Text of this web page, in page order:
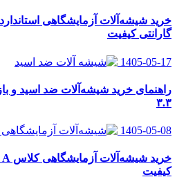
گارانتی کیفیت
1405-05-17
راهنمای خرید شیشه‌آلات ضد اسید و
۳.۳
1405-05-08
کیفیت